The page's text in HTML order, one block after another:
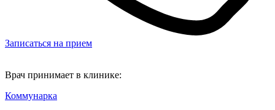
Записаться на прием
Врач принимает в клинике:
Коммунарка